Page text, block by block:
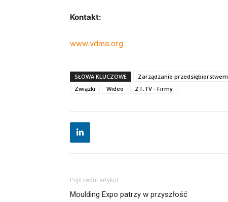
Kontakt:
www.vdma.org
SŁOWA KLUCZOWE Zarządzanie przedsiębiorstwem
Związki
Wideo ZT.TV - Firmy
Poprzedni artykuł
Moulding Expo patrzy w przyszłość